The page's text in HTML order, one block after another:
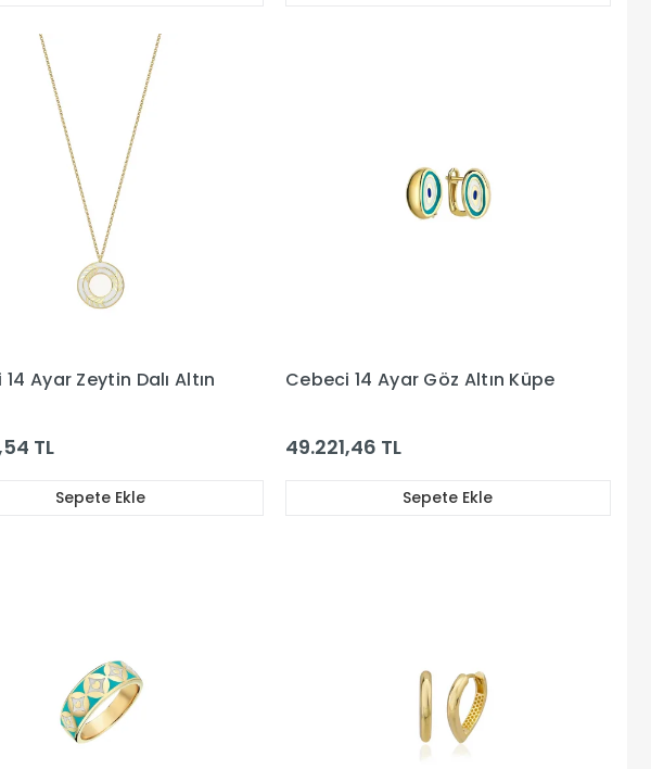
Ayar Zeytin Dalı Altın
TL
Sepete Ekle
Cebeci 14 Ayar Göz Altın Küpe
49.221,46 TL
Sepete Ekle